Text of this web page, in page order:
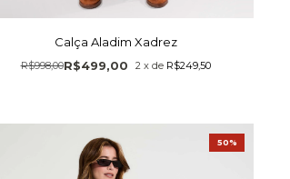
Calça Aladim Xadrez
R$499,00
R$998,00 2 x de R$249,50
50%